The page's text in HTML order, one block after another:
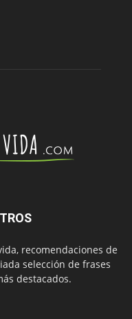
recomendaciones de
selección de frases
destacados.